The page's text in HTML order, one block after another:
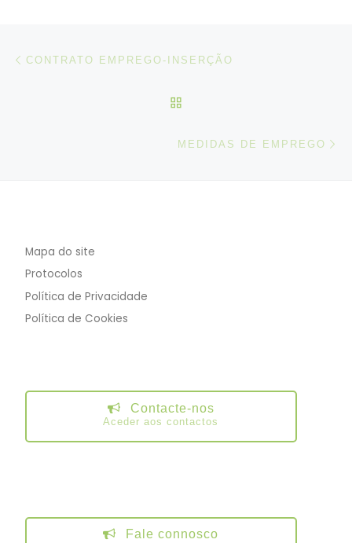
Post navigation
CONTRATO EMPREGO-INSERÇÃO
MEDIDAS DE EMPREGO
Mapa do site
Protocolos
Política de Privacidade
Política de Cookies
Contacte-nos
Aceder aos contactos
Fale connosco